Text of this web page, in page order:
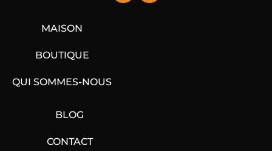
MAISON
BOUTIQUE
QUI SOMMES-NOUS
BLOG
CONTACT